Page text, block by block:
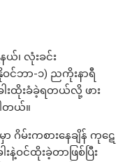
ယ်၊ လုံးခင်း
ဝင်ဘာ-၁) ညကိုးနာရီ
းထိုးခံခဲ့ရတယ်လို့ ဖား
တယ်။
မ်းကစားနေချိန် ကုဋေ
ဝင်ထိုးခဲ့တာဖြစ်ပြီး